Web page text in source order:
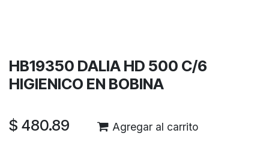
HB19350 DALIA HD 500 C/6
HIGIENICO EN BOBINA
$ 480.89 Agregar al carrito